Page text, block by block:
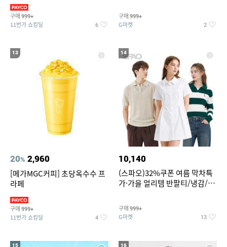
구매 999+
11번가 쇼킹딜 6
구매 999+
G마켓 2
13
20% 2,960
[메가MGC커피] 초당옥수수 프
라페
구매 999+
11번가 쇼킹딜 4
14
10,140
(스파오)32%쿠폰 여름 막차특
가·가을 얼리템 반팔티/냉감/반
건 외 ~74%OFF
구매 999+
G마켓 13
15 16